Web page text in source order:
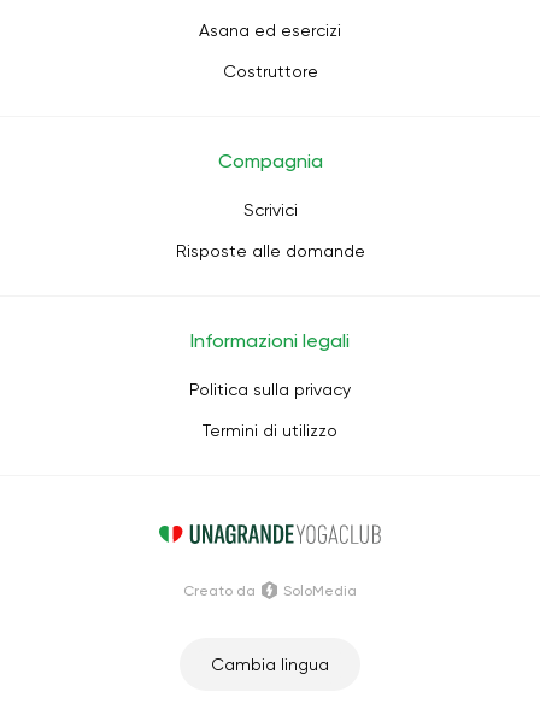
Asana ed esercizi
Costruttore
Compagnia
Scrivici
Risposte alle domande
Informazioni legali
Politica sulla privacy
Termini di utilizzo
Cambia lingua
Creato da SoloMedia